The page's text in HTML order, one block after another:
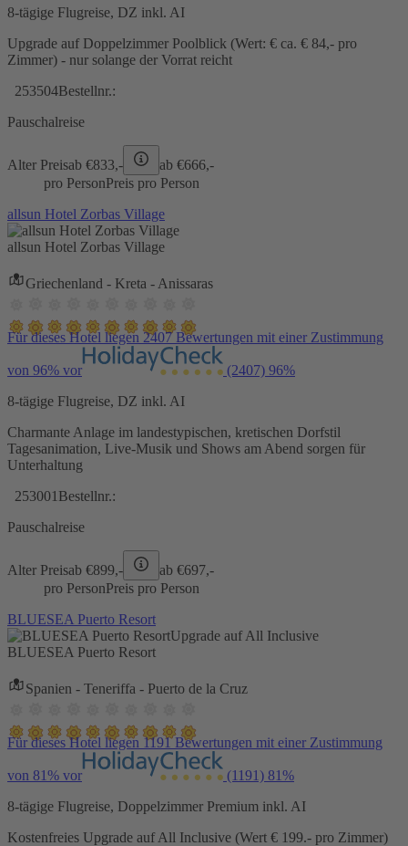
8-tägige Flugreise, DZ inkl. AI
Upgrade auf Doppelzimmer Poolblick (Wert: € ca. € 84,- pro
Zimmer) - nur solange der Vorrat reicht
253504Bestellnr.:
Pauschalreise
Alter Preisab €833,- ab €666,-
pro PersonPreis pro Person
allsun Hotel Zorbas Village
allsun Hotel Zorbas Village
Griechenland - Kreta - Anissaras
Für dieses Hotel liegen 2407 Bewertungen mit einer Zustimmung
von 96% vor (2407) 96%
8-tägige Flugreise, DZ inkl. AI
Charmante Anlage im landestypischen, kretischen Dorfstil
Tagesanimation, Live-Musik und Shows am Abend sorgen für
Unterhaltung
253001 Bestellnr.:
Pauschalreise
Alter Preisab €899,- ab €697,-
pro PersonPreis pro Person
BLUESEA Puerto Resort
Upgrade auf All Inclusive
BLUESEA Puerto Resort
Spanien - Teneriffa - Puerto de la Cruz
Für dieses Hotel liegen 1191 Bewertungen mit einer Zustimmung
von 81% vor (1191) 81%
8-tägige Flugreise, Doppelzimmer Premium inkl. AI
Kostenfreies Upgrade auf All Inclusive (Wert € 199.- pro Zimmer)